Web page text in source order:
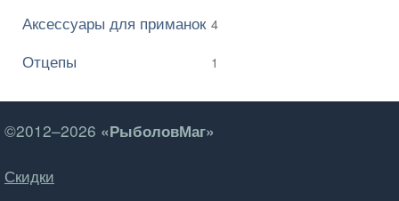
Аксессуары для приманок 4
Отцепы 1
©2012–2026 «РыболовМаг»
Скидки